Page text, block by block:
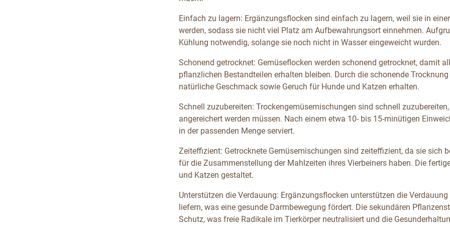
Einfach zu lagern: Ergänzungsflocken sind einfach zu lagern, weil sie in
werden, sodass sie nicht viel Platz am Aufbewahrungsort einnehmen.
Kühlung notwendig, solange sie noch nicht in Wasser eingeweicht wurden.
Schonend getrocknet: Gemüseflocken werden schonend getrocknet, damit
pflanzlichen Bestandteilen erhalten bleiben. Durch die schonende
natürliche Geschmack sowie Geruch für Hunde und Katzen erhalten.
Schnell zuzubereiten: Trockengemüsemischungen sind schnell
angereichert werden müssen. Nach einem etwa 10- bis 15-minütigen
in der passenden Menge serviert.
Zeiteffizient: Getrocknete Gemüsemischungen sind zeiteffizient, da sie sich
für die Zusammenstellung der Mahlzeiten ihres Vierbeiners haben. Die
und Katzen gestaltet.
Unterstützen die Verdauung: Ergänzungsflocken unterstützen die
liefern, was eine gesunde Darmbewegung fördert. Die sekundären
Schutz, was freie Radikale im Tierkörper neutralisiert und die